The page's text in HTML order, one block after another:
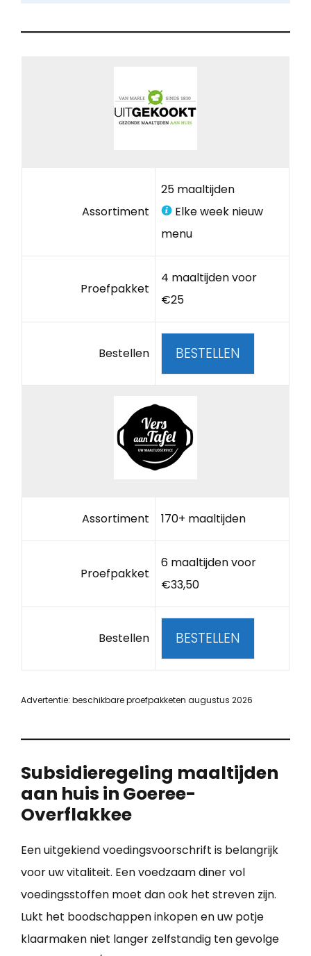
Assortiment
25 maaltijden
Elke week nieuw
menu
Proefpakket
4 maaltijden voor
€25
Bestellen BESTELLEN
Assortiment 170+ maaltijden
Proefpakket
6 maaltijden voor
€33,50
Bestellen BESTELLEN
Advertentie: beschikbare proefpakketen augustus 2026
Subsidieregeling maaltijden
aan huis in Goeree-
Overflakkee
Een uitgekiend voedingsvoorschrift is belangrijk
voor uw vitaliteit. Een voedzaam diner vol
voedingsstoffen moet dan ook het streven zijn.
Lukt het boodschappen inkopen en uw potje
klaarmaken niet langer zelfstandig ten gevolge